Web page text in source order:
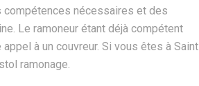
compétences nécessaires et des
Le ramoneur étant déjà compétent
à un couvreur. Si vous êtes à Saint
ramonage.